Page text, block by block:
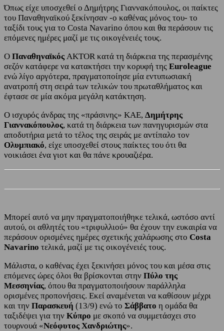
Όπως είχε υποσχεθεί ο Δημήτρης Γιαννακόπουλος, οι παίκτες
του Παναθηναϊκού ξεκίνησαν -ο καθένας μόνος του- το
ταξίδι τους για το Costa Navarino όπου και θα περάσουν τις
επόμενες ημέρες μαζί με τις οικογένειές τους.
Ο Παναθηναϊκός AKTOR κατά τη διάρκεια της περασμένης
σεζόν κατάφερε να κατακτήσει την κορυφή της Euroleague
ενώ λίγο αργότερα, πραγματοποίησε μία εντυπωσιακή
ανατροπή στη σειρά των τελικών του πρωταθλήματος και
έφτασε σε μία ακόμα μεγάλη κατάκτηση.
Ο ισχυρός άνδρας της «πράσινης» ΚΑΕ, Δημήτρης
Γιαννακόπουλος, κατά τη διάρκεια των πανηγυρισμών στα
αποδυτήρια μετά το τέλος της σειράς με αντίπαλο τον
Ολυμπιακό, είχε υποσχεθεί στους παίκτες του ότι θα
νοικιάσει ένα γιοτ και θα πάνε κρουαζιέρα.
Μπορεί αυτό να μην πραγματοποιήθηκε τελικά, ωστόσο αντί
αυτού, οι αθλητές του «τριφυλλιού» θα έχουν την ευκαιρία να
περάσουν ορισμένες ημέρες σχετικής χαλάρωσης στο Costa
Navarino τελικά, μαζί με τις οικογένειές τους.
Μάλιστα, ο καθένας έχει ξεκινήσει μόνος του και μέσα στις
επόμενες ώρες όλοι θα βρίσκονται στην Πύλο της
Μεσσηνίας, όπου θα πραγματοποιήσουν παράλληλα
ορισμένες προπονήσεις. Εκεί αναμένεται να καθίσουν μέχρι
και την Παρασκευή (13/9) ενώ το Σάββατο η ομάδα θα
ταξιδέψει για την Κύπρο με σκοπό να συμμετάσχει στο
τουρνουά «Νεόφυτος Χανδριώτης».